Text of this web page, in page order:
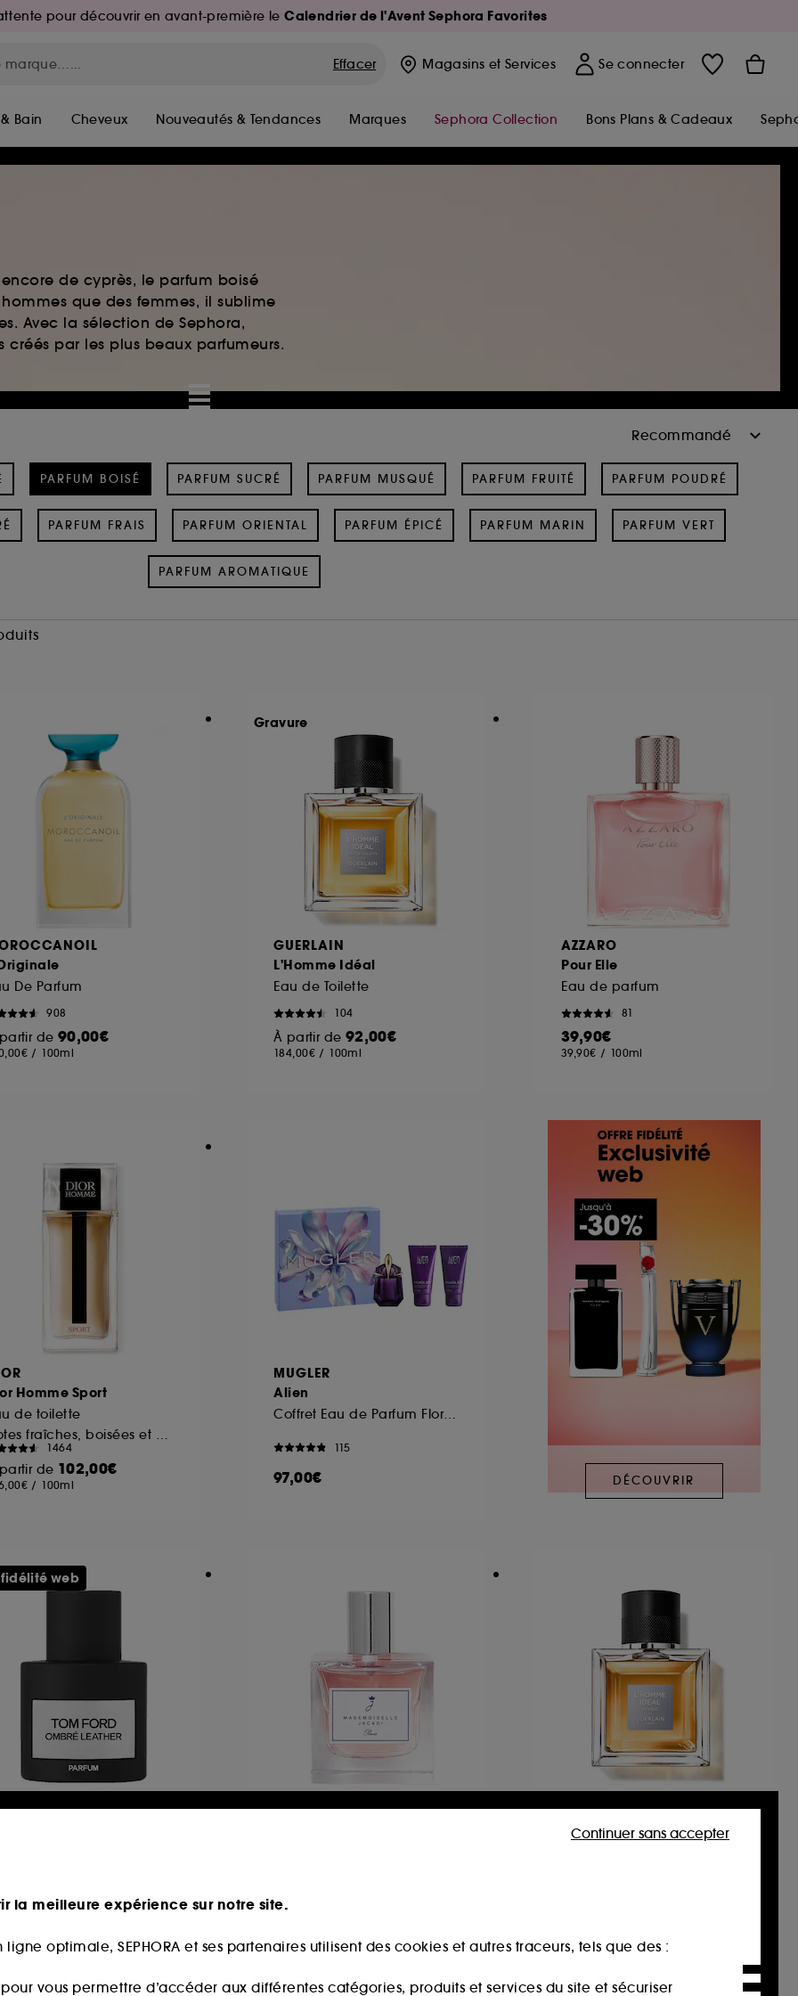
pour découvrir en avant-première leCalendrier de l'Avent Sephora Favorites
Effacer Magasins et Services Se connecter
Bain Cheveux Nouveautés & Tendances Marques Sephora Collection Bons Plans & Cadeaux
de cyprès, le parfum boisé
que des femmes, il sublime
Avec la sélection de Sephora,
créés par les plus beaux parfumeurs.
PARFUM BOISÉ PARFUM SUCRÉ PARFUM MUSQUÉ PARFUM FRUITÉ PARFUM POUDRÉ
PARFUM FRAIS PARFUM ORIENTAL PARFUM ÉPICÉ PARFUM MARIN PARFUM VERT
PARFUM AROMATIQUE
De Parfum
908
de 90,00€
/ 100ml
GUERLAIN
L'Homme Idéal
Eau de Toilette
104
À partir de 92,00€
184,00€ / 100ml
Gravure
AZZARO
Pour Elle
Eau de parfum
81
39,90€
39,90€ / 100ml
Homme Sport
de toilette
1464
de 102,00€
/ 100ml
MUGLER
Alien
Coffret Eau de Parfum Florale Ambrée pour Femme
115
97,00€ DÉCOUVRIR
d'origine : 183,00€
fidélité web
88,00€
Eau de Parfum
la meilleure expérience sur notre site.
optimale, SEPHORA et ses partenaires utilisent des cookies et autres traceurs, tels que des :
pour vous permettre d’accéder aux différentes catégories, produits et services du site et sécuriser
Continuer sans accepter